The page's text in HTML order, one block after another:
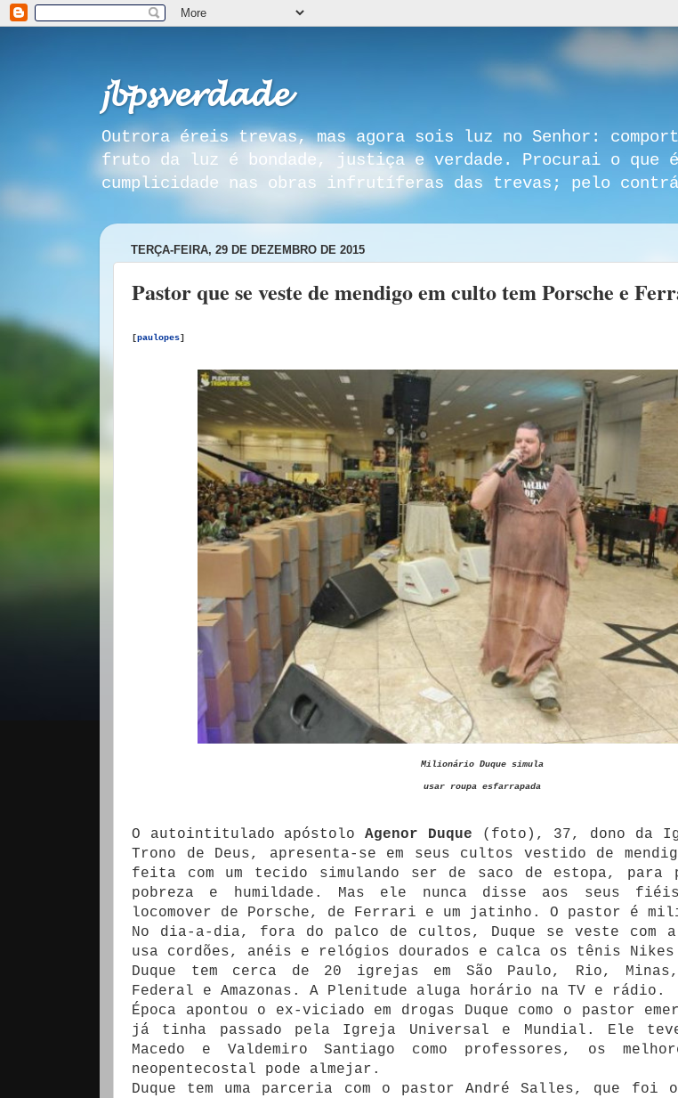
𝓳𝓫𝓹𝓼𝓿𝓮𝓻𝓭𝓪𝓭𝓮
Outrora éreis trevas, mas agora sois luz no Senhor:
fruto da luz é bondade, justiça e verdade. Procurai o que
cumplicidade nas obras infrutíferas das trevas; pelo
TERÇA-FEIRA, 29 DE DEZEMBRO DE 2015
Pastor que se veste de mendigo em culto tem Porsche e
[paulopes]
Milionário Duque simula
usar roupa esfarrapada
O autointitulado apóstoloAgenor Duque (foto), 37, dono da
Trono de Deus, apresenta-se em seus cultos vestido de
feita com um tecido simulando ser de saco de estopa, para
pobreza e humildade. Mas ele nunca disse aos seus
locomover de Porsche, de Ferrari e um jatinho. O pastor é
No dia-a-dia, fora do palco de cultos, Duque se veste com a
usa cordões, anéis e relógios dourados e calca os tênis Nikes
Duque tem cerca de 20 igrejas em São Paulo, Rio,
Federal e Amazonas. A Plenitude aluga horário na TV e rádio.
Época apontou o ex-viciado em drogas Duque como o pastor
já tinha passado pela Igreja Universal e Mundial. Ele
Macedo e Valdemiro Santiago como professores, os
neopentecostal pode almejar.
Duque tem uma parceria com o pastor André Salles, que foi